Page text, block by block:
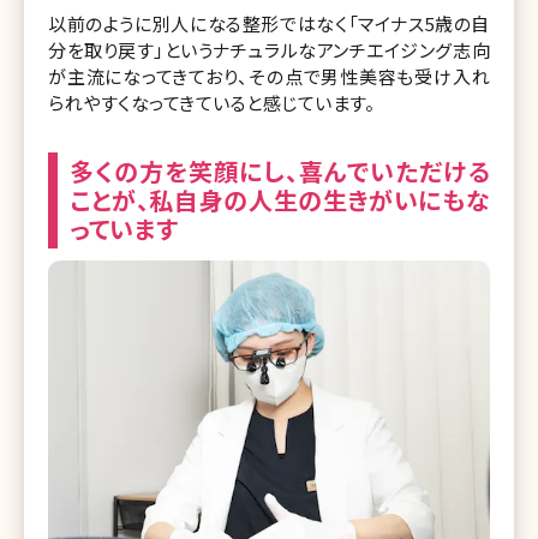
以前のように別人になる整形ではなく「マイナス5歳の自
分を取り戻す」というナチュラルなアンチエイジング志向
が主流になってきており、その点で男性美容も受け入れ
られやすくなってきていると感じています。
多くの方を笑顔にし、喜んでいただける
ことが、私自身の人生の生きがいにもな
っています